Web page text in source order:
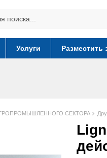
Услуги Разместить
СЕКТОРА